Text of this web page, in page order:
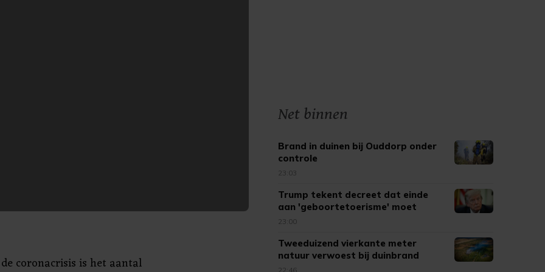
coronacrisis is het aantal
Net binnen
Brand in duinen bij Ouddorp onder
controle
23:03
Trump tekent decreet dat einde
aan 'geboortetoerisme' moet
maken
23:00
Tweeduizend vierkante meter
natuur verwoest bij duinbrand
Ouddorp
22:46